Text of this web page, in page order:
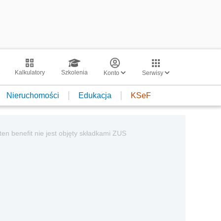
Kalkulatory Szkolenia Konto Serwisy
Nieruchomości Edukacja KSeF
benefit nie jest objęty składkami ZUS